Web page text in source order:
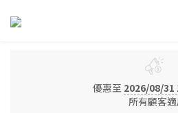
優惠至 2026/08/31
所有顧客